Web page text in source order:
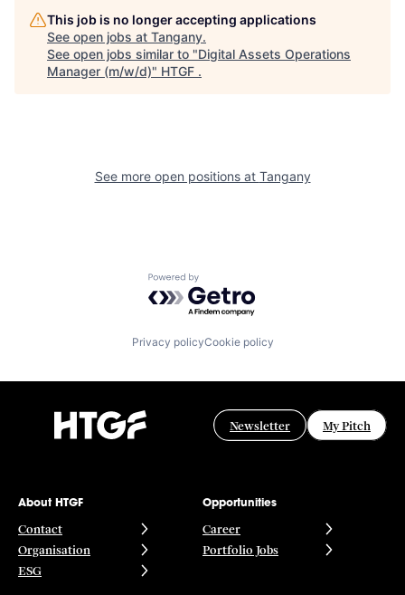
This job is no longer accepting applications
See open jobs at Tangany.
See open jobs similar to "Digital Assets Operations
Manager (m/w/d)" HTGF .
See more open positions at Tangany
Powered by Getro.com
Privacy policyCookie policy
Newsletter My Pitch
About HTGF
Contact
Organisation
ESG
Opportunities
Career
Portfolio Jobs